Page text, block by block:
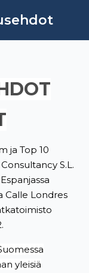
ja Top 10
S.L.
Calle Londres
yleisiä